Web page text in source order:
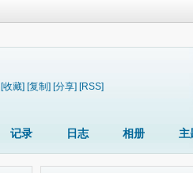
[收藏] [复制] [分享] [RSS]
记录 日志 相册 主